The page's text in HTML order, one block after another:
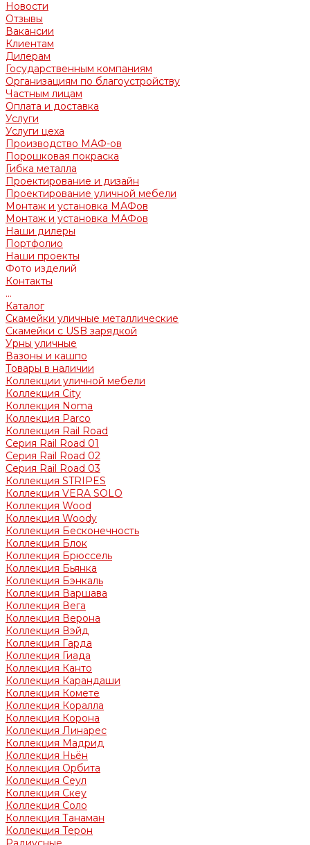
Новости
Отзывы
Вакансии
Клиентам
Дилерам
Государственным компаниям
Организациям по благоустройству
Частным лицам
Оплата и доставка
Услуги
Услуги цеха
Производство МАФ-ов
Порошковая покраска
Гибка металла
Проектирование и дизайн
Проектирование уличной мебели
Монтаж и установка МАФов
Монтаж и установка МАФов
Наши дилеры
Портфолио
Наши проекты
Фото изделий
Контакты
...
Каталог
Скамейки уличные металлические
Скамейки с USB зарядкой
Урны уличные
Вазоны и кашпо
Товары в наличии
Коллекции уличной мебели
Коллекция City
Коллекция Noma
Коллекция Parco
Коллекция Rail Road
Серия Rail Road 01
Серия Rail Road 02
Серия Rail Road 03
Коллекция STRIPES
Коллекция VERA SOLO
Коллекция Wood
Коллекция Woody
Коллекция Бесконечность
Коллекция Блок
Коллекция Брюссель
Коллекция Бьянка
Коллекция Бэнкаль
Коллекция Варшава
Коллекция Вега
Коллекция Верона
Коллекция Вэйд
Коллекция Гарда
Коллекция Гиада
Коллекция Канто
Коллекция Карандаши
Коллекция Комете
Коллекция Коралла
Коллекция Корона
Коллекция Линарес
Коллекция Мадрид
Коллекция Ньён
Коллекция Орбита
Коллекция Сеул
Коллекция Скеу
Коллекция Соло
Коллекция Танаман
Коллекция Терон